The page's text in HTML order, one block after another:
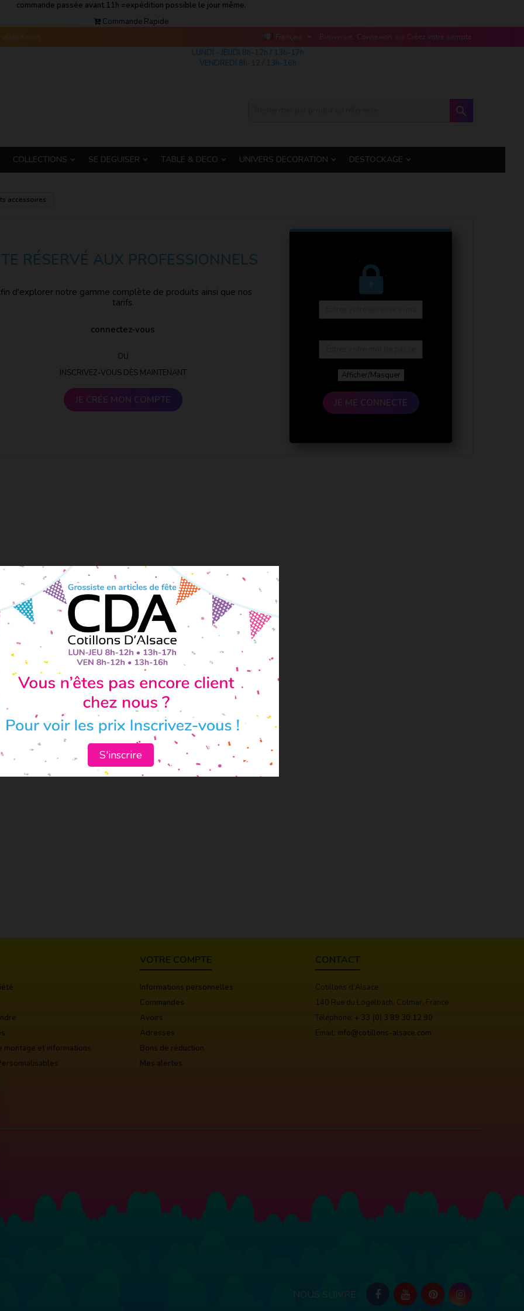
commande passée avant 11h =expédition possible le jour même.
Commande Rapide
Bienvenue, Connexion ou Créez votre compte
LUNDI - JEUDI 8h-12h / 13h-17h
VENDREDI 8h-12 / 13h-16h

COLLECTIONS SE DEGUISER TABLE & DECO UNIVERS DECORATION DESTOCKAGE
accessoires
RÉSERVÉ AUX PROFESSIONNELS
d'explorer notre gamme complète de produits ainsi que nos
tarifs.
connectez-vous
OU
INSCRIVEZ-VOUS DÈS MAINTENANT
JE CRÉE MON COMPTE
Afficher/Masquer
JE ME CONNECTE
montage et informations
VOTRE COMPTE
Informations personnelles
Commandes
Avoirs
Adresses
Bons de réduction
Mes alertes
CONTACT
Cotillons d'Alsace
140 Rue du Logelbach, Colmar, France
Téléphone: + 33 (0) 3 89 30 12 90
Email: info@cotillons-alsace.com
NOUS SUIVRE
S'inscrire